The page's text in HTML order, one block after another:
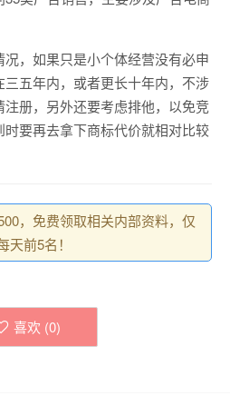
，如果只是小个体经营没有必申
五年内，或者更长十年内，不涉
册，另外还要考虑排他，以免竞
要再去拿下商标代价就相对比较
，免费领取相关内部资料，仅
天前5名！
喜欢 (0)